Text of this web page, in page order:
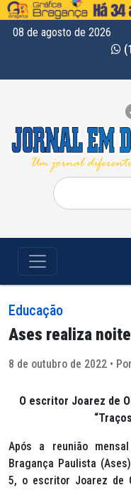
08 de agosto de 2026
Pesquisar
por:
Educação
Ases realiza
8 de outubro de 2022 •
O escritor Joarez de
Após a reunião
Bragança Paulista
5, o escritor Joarez de